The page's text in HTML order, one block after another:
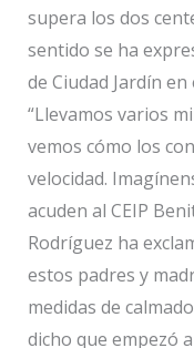
supera los dos
sentido se ha
de Ciudad Jardín en
“Llevamos varios
vemos cómo los
velocidad.
acuden al CEIP
Rodríguez ha
estos padres y
medidas de
dicho que empezó